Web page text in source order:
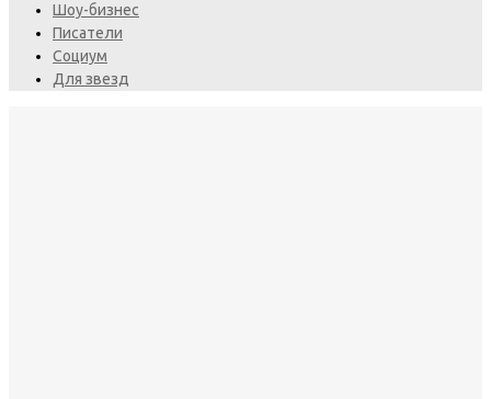
Шоу-бизнес
Писатели
Социум
Для звезд